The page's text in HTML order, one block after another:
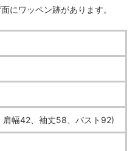
にワッペン跡があります。
肩幅42、袖丈58、バスト92)